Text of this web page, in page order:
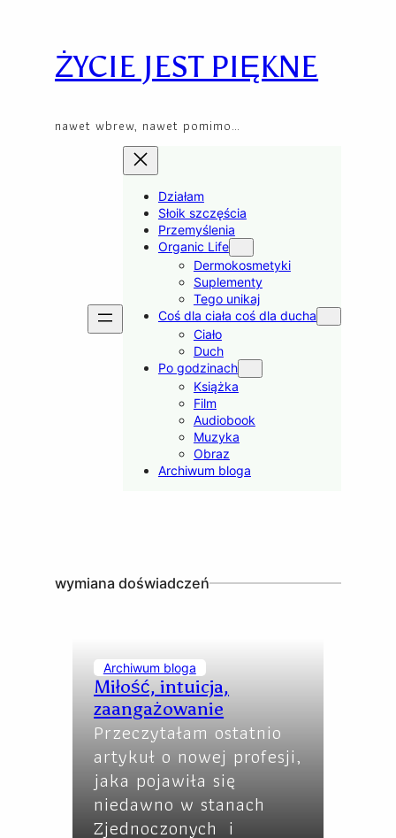
contentŻYCIE JEST PIĘKNE
nawet wbrew, nawet pomimo…
Działam
Słoik szczęścia
Przemyślenia
Organic Life
Dermokosmetyki
Suplementy
Tego unikaj
Coś dla ciała coś dla ducha
Ciało
Duch
Po godzinach
Książka
Film
Audiobook
Muzyka
Obraz
Archiwum bloga
wymiana doświadczeń
Archiwum bloga
Miłość, intuicja,
zaangażowanie
Przeczytałam ostatnio
artykuł o nowej profesji,
jaka pojawiła się
niedawno w stanach
Zjednoczonych i